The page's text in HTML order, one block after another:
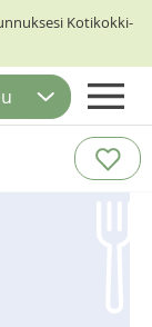
Kotikokki-